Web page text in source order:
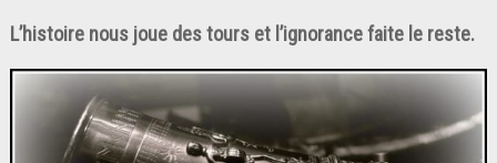
L’histoire nous joue des tours et l’ignorance faite le reste.